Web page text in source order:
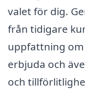
valet för dig.
från tidigare
uppfattning
erbjuda och
och